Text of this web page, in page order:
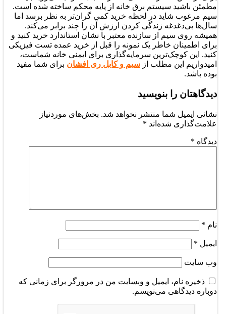
مطمئن باشید سیستم برق خانه از پایه محکم ساخته شده است.
سیم مرغوب شاید در لحظه خرید کمی گران‌تر به نظر برسد اما
سال‌ها بی‌دغدغه زندگی کردن ارزش آن را چند برابر می‌کند.
همیشه روی سیم از سازنده معتبر با نشان استاندارد خرید کنید و
برای اطمینان خاطر یک نمونه را قبل از خرید عمده تست فیزیکی
کنید. این کوچک‌ترین سرمایه‌گذاری برای ایمنی خانه شماست،
امیدواریم این مطلب از سیم و کابل ری افشان برای شما مفید
بوده باشد.
دیدگاهتان را بنویسید
نشانی ایمیل شما منتشر نخواهد شد. بخش‌های موردنیاز
علامت‌گذاری شده‌اند *
دیدگاه *
نام *
ایمیل *
وب‌ سایت
ذخیره نام، ایمیل و وبسایت من در مرورگر برای زمانی که
دوباره دیدگاهی می‌نویسم.